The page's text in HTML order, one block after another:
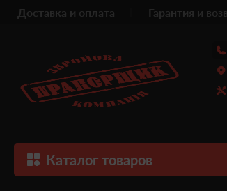
Доставка и оплата Гарантия и
Каталог товаров